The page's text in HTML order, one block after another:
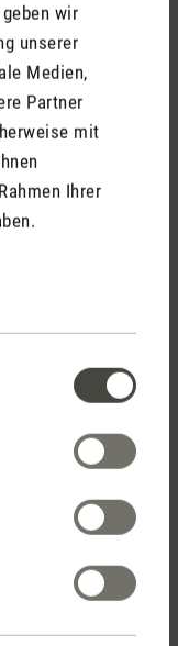
wir
unserer
Medien,
Partner
mit
Ihrer